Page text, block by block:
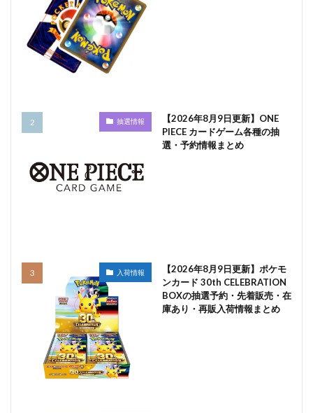
抽選情報
【2026年8月9日更新】ONE
PIECE カードゲーム各種の抽
選・予約情報まとめ
入荷情報
【2026年8月9日更新】ポケモ
ンカード 30th CELEBRATION
BOXの抽選予約・先着販売・在
庫あり・再販入荷情報まとめ